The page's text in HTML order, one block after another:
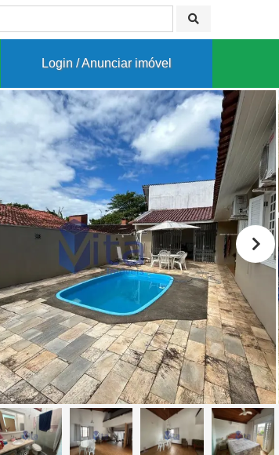
Login / Anunciar imóvel